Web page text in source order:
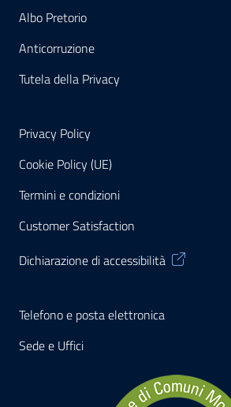
Albo Pretorio
Anticorruzione
Tutela della Privacy
Privacy Policy
Cookie Policy (UE)
Termini e condizioni
Customer Satisfaction
Dichiarazione di accessibilità
Telefono e posta elettronica
Sede e Uffici